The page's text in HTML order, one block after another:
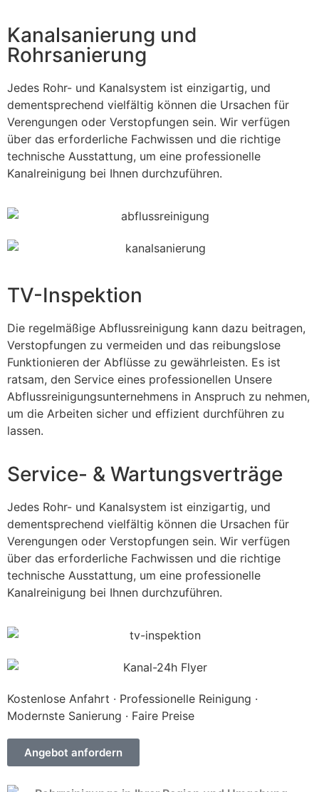
Kanalsanierung und
Rohrsanierung
Jedes Rohr- und Kanalsystem ist einzigartig, und
dementsprechend vielfältig können die Ursachen für
Verengungen oder Verstopfungen sein. Wir verfügen
über das erforderliche Fachwissen und die richtige
technische Ausstattung, um eine professionelle
Kanalreinigung bei Ihnen durchzuführen.
TV-Inspektion
Die regelmäßige Abflussreinigung kann dazu beitragen,
Verstopfungen zu vermeiden und das reibungslose
Funktionieren der Abflüsse zu gewährleisten. Es ist
ratsam, den Service eines professionellen Unsere
Abflussreinigungsunternehmens in Anspruch zu nehmen,
um die Arbeiten sicher und effizient durchführen zu
lassen.
Service- & Wartungsverträge
Jedes Rohr- und Kanalsystem ist einzigartig, und
dementsprechend vielfältig können die Ursachen für
Verengungen oder Verstopfungen sein. Wir verfügen
über das erforderliche Fachwissen und die richtige
technische Ausstattung, um eine professionelle
Kanalreinigung bei Ihnen durchzuführen.
Kostenlose Anfahrt · Professionelle Reinigung ·
Modernste Sanierung · Faire Preise
Angebot anfordern